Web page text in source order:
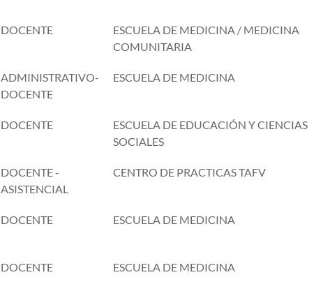
DOCENTE
ESCUELA DE MEDICINA / MEDICINA
COMUNITARIA
ADMINISTRATIVO-
DOCENTE
ESCUELA DE MEDICINA
DOCENTE
ESCUELA DE EDUCACIÓN Y CIENCIAS
SOCIALES
DOCENTE -
ASISTENCIAL
CENTRO DE PRACTICAS TAFV
DOCENTE ESCUELA DE MEDICINA
DOCENTE ESCUELA DE MEDICINA